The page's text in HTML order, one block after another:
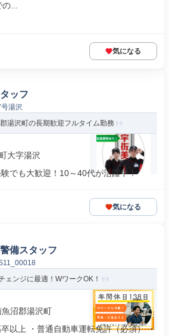
...
気になる
ッフ
湯沢
湯沢町の長期歓迎フルタイム勤務
大字湯沢
でも大歓迎！10～40代が活躍中！
気になる
備スタッフ
ェンジに最適！WワークOK！
沼郡湯沢町
以上 ・普通自動車運転免許（必須） ・